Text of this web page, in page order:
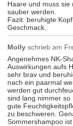
Haare und muss sie
sauber werden.
Fazit: beruhigte
Geschmack.
Molly schrieb am
Angenehmes NK-
Auswirkungen aufs
sehr brav und
nach ein paarmal
werden gut
sind lang nimmer so
gute
zu beschweren.
Sommershampoo ist